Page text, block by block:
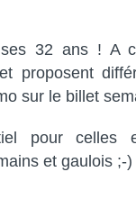
32 ans ! A
proposent
sur le billet
pour celles
et gaulois ;-)